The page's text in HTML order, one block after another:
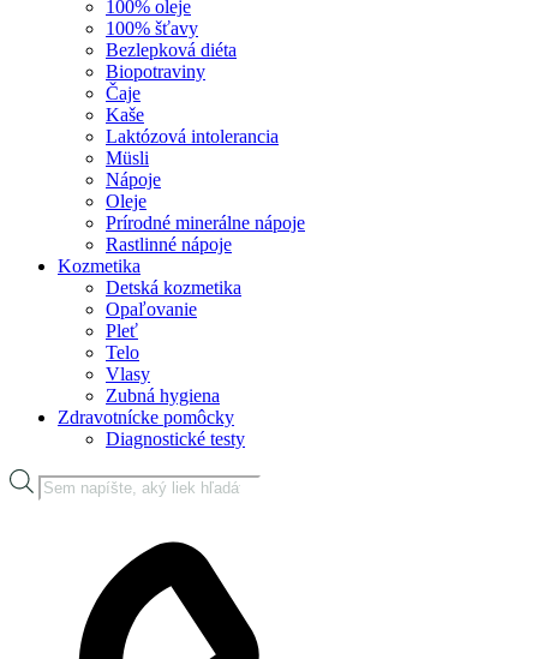
100% oleje
100% šťavy
Bezlepková diéta
Biopotraviny
Čaje
Kaše
Laktózová intolerancia
Müsli
Nápoje
Oleje
Prírodné minerálne nápoje
Rastlinné nápoje
Kozmetika
Detská kozmetika
Opaľovanie
Pleť
Telo
Vlasy
Zubná hygiena
Zdravotnícke pomôcky
Diagnostické testy
Products
search